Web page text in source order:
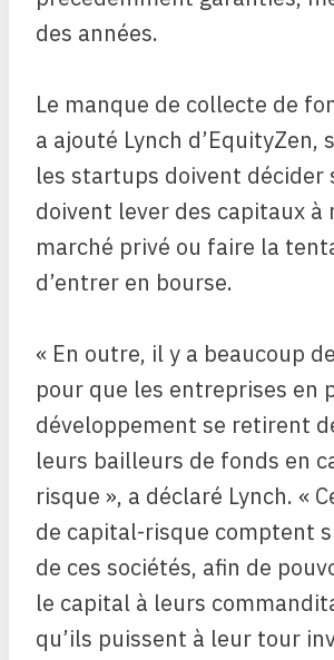
des années.
Le manque de collecte de
a ajouté Lynch d’EquityZen,
les startups doivent décider
doivent lever des capitaux à
marché privé ou faire la
d’entrer en bourse.
« En outre, il y a beaucoup
pour que les entreprises en
développement se retirent
leurs bailleurs de fonds en
risque », a déclaré Lynch. «
de capital-risque comptent
de ces sociétés, afin de
le capital à leurs
qu’ils puissent à leur tour